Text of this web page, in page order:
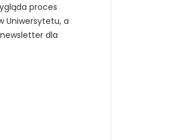
proces
Uniwersytetu, a
dla